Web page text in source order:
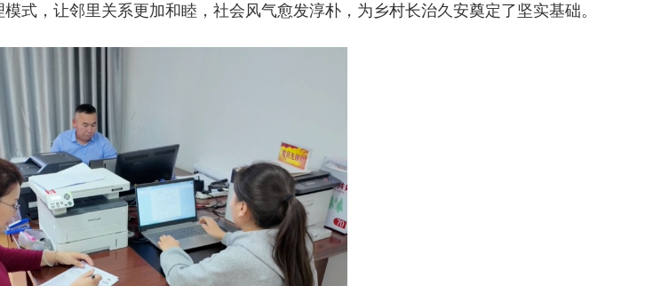
式，让邻里关系更加和睦，社会风气愈发淳朴，为乡村长治久安奠定了坚实基础。